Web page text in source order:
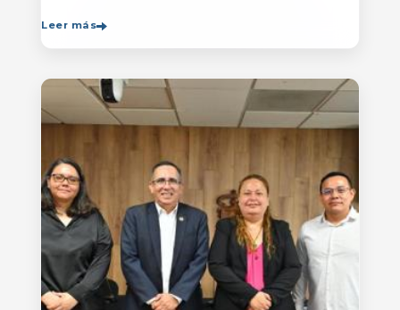
del Centro Universitario de Arte, Arquitectura
Leer más